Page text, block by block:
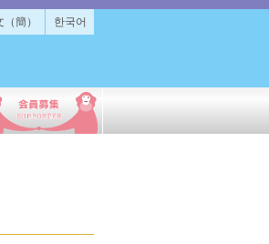
簡） 한국어